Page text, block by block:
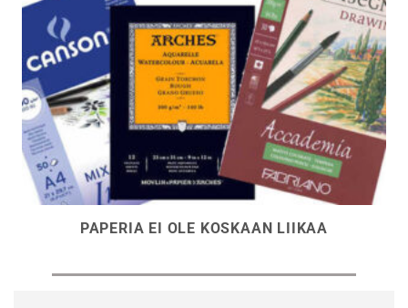
PAPERIA EI OLE KOSKAAN LIIKAA